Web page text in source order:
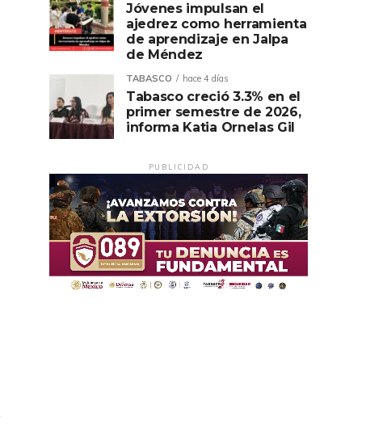
Jóvenes impulsan el
ajedrez como herramienta
de aprendizaje en Jalpa
de Méndez
TABASCO hace 4 días
Tabasco creció 3.3% en el
primer semestre de 2026,
informa Katia Ornelas Gil
PUBLICIDAD